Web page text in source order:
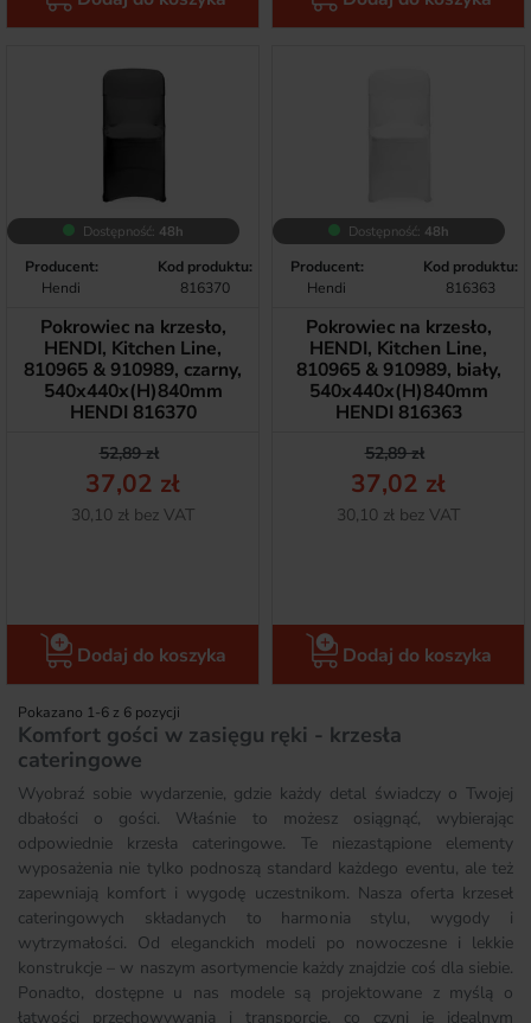
Dostępność: 48h
Producent:
Hendi
Kod produktu:
816370
Pokrowiec na krzesło,
HENDI, Kitchen Line,
810965 & 910989, czarny,
540x440x(H)840mm
HENDI 816370
Cena podstawowa
52,89 zł
Cena
37,02 zł
Netto
30,10 zł bez VAT
Dodaj do koszyka
Dostępność: 48h
Producent:
Hendi
Kod produktu:
816363
Pokrowiec na krzesło,
HENDI, Kitchen Line,
810965 & 910989, biały,
540x440x(H)840mm
HENDI 816363
Cena
52,89 zł
Cena
37,02 zł
Netto
30,10 zł bez VAT
Dodaj do koszyka
Pokazano 1-6 z 6 pozycji
Komfort gości w zasięgu ręki - krzesła
cateringowe
Wyobraź sobie wydarzenie, gdzie każdy detal świadczy o Twojej
dbałości o gości. Właśnie to możesz osiągnąć, wybierając
odpowiednie krzesła cateringowe. Te niezastąpione elementy
wyposażenia nie tylko podnoszą standard każdego eventu, ale też
zapewniają komfort i wygodę uczestnikom. Nasza oferta krzeseł
cateringowych składanych to harmonia stylu, wygody i
wytrzymałości. Od eleganckich modeli po nowoczesne i lekkie
konstrukcje – w naszym asortymencie każdy znajdzie coś dla siebie.
Ponadto, dostępne u nas modele są projektowane z myślą o
łatwości przechowywania i transporcie, co czyni je idealnym